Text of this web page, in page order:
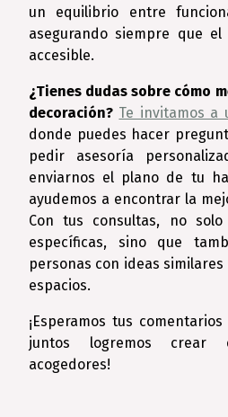
un equilibrio entre
asegurando siempre que
accesible.
¿Tienes dudas sobre cómo
decoración? Te invitamos
donde puedes hacer
pedir asesoría
enviarnos el plano de tu
ayudemos a encontrar la
Con tus consultas, no solo
específicas, sino que
personas con ideas
espacios.
¡Esperamos tus
juntos logremos crear
acogedores!